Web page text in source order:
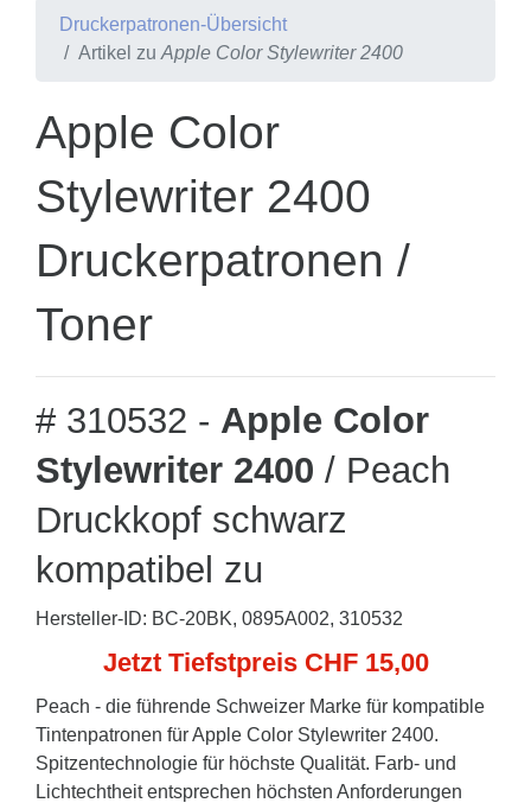
Druckerpatronen-Übersicht
Artikel zu Apple Color Stylewriter 2400
Apple Color
Stylewriter 2400
Druckerpatronen /
Toner
# 310532 - Apple Color
Stylewriter 2400 / Peach
Druckkopf schwarz
kompatibel zu
Hersteller-ID: BC-20BK, 0895A002, 310532
Jetzt Tiefstpreis CHF 15,00
Peach - die führende Schweizer Marke für kompatible
Tintenpatronen für Apple Color Stylewriter 2400.
Spitzentechnologie für höchste Qualität. Farb- und
Lichtechtheit entsprechen höchsten Anforderungen